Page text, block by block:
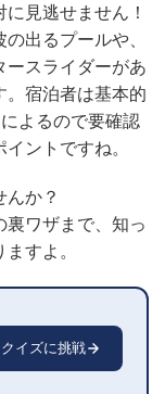
見逃せません！
出るプールや、
ースライダーがあ
。宿泊者は基本的
よるので要確認
ントですね。
か？
裏ワザまで、知っ
すよ。
クイズに挑戦